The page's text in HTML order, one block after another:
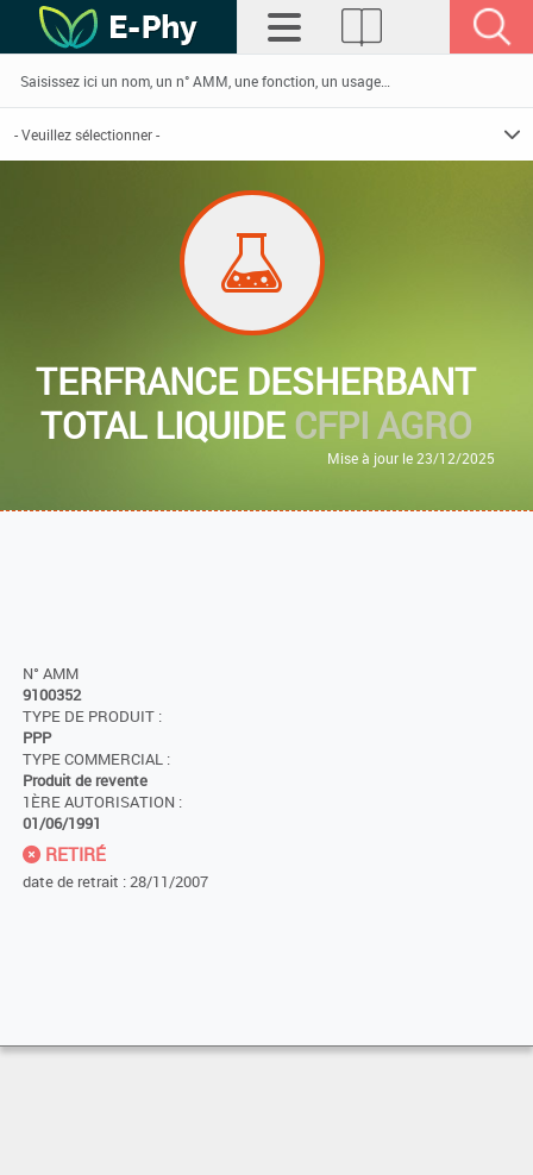
TERFRANCE DESHERBANT
TOTAL LIQUIDECFPI AGRO
Mise à jour le 23/12/2025
N° AMM
9100352
TYPE DE PRODUIT :
PPP
TYPE COMMERCIAL :
Produit de revente
1ÈRE AUTORISATION :
01/06/1991
RETIRÉ
date de retrait : 28/11/2007